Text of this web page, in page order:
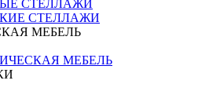
СТЕЛЛАЖИ
СТЕЛЛАЖИ
МЕБЕЛЬ
МЕБЕЛЬ